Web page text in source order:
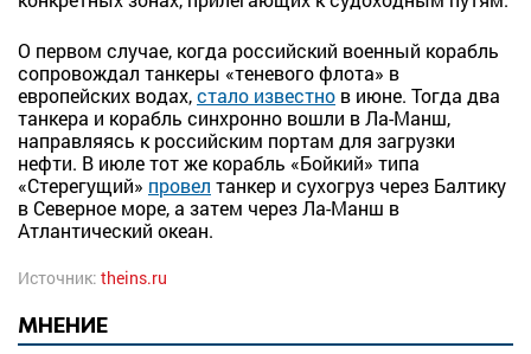
О первом случае, когда российский военный корабль
сопровождал танкеры «теневого флота» в
европейских водах,стало известно в июне. Тогда два
танкера и корабль синхронно вошли в Ла-Манш,
направляясь к российским портам для загрузки
нефти. В июле тот же корабль «Бойкий» типа
«Стерегущий» провел танкер и сухогруз через Балтику
в Северное море, а затем через Ла-Манш в
Атлантический океан.
Источник: theins.ru
МНЕНИЕ